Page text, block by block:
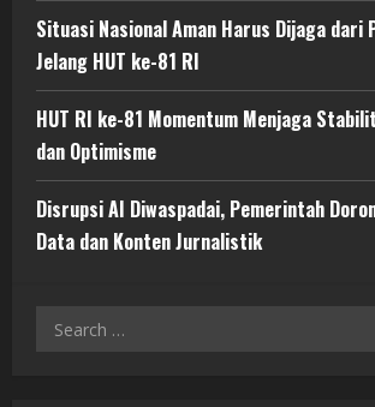
Situasi Nasional Aman Harus Dijaga dari
Jelang HUT ke-81 RI
HUT RI ke-81 Momentum Menjaga
dan Optimisme
Disrupsi AI Diwaspadai, Pemerintah
Data dan Konten Jurnalistik
Search